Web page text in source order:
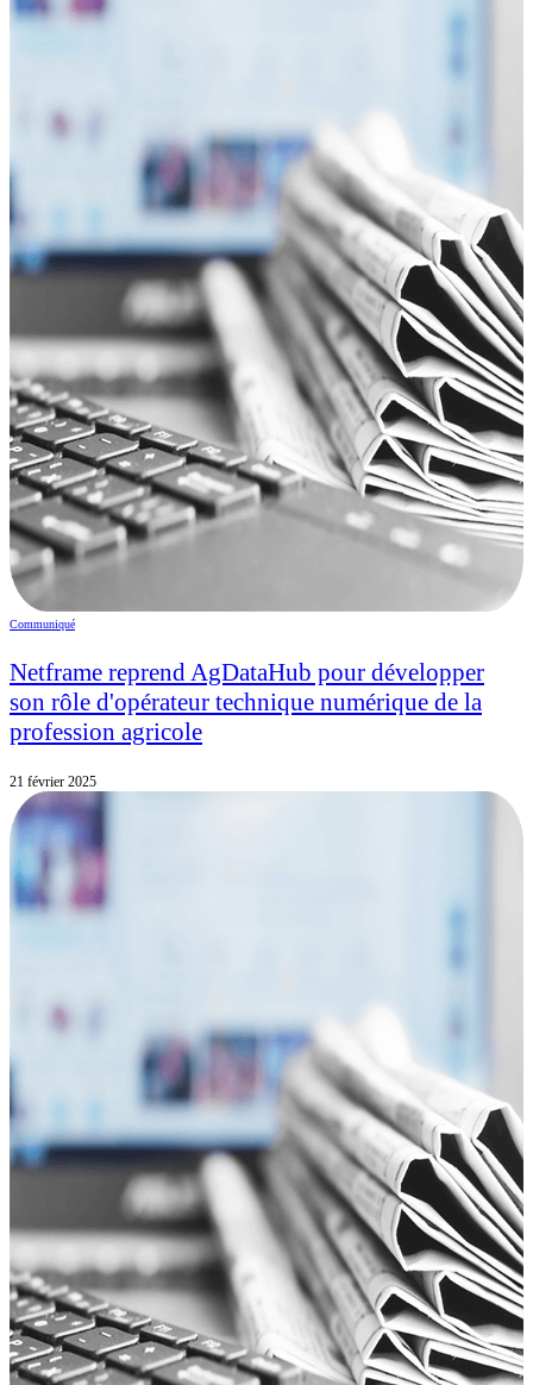
Communiqué
Netframe reprend AgDataHub pour développer
son rôle d'opérateur technique numérique de la
profession agricole
21 février 2025